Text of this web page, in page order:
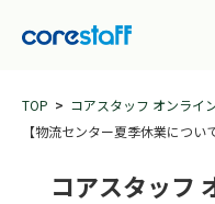
TOP
コアスタッフ オンライ
【物流センター夏季休業につい
コアスタッフ